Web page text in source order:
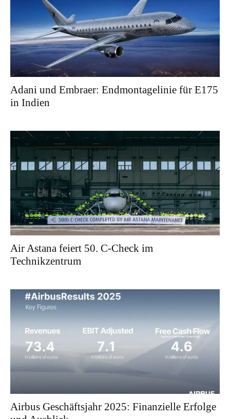
Adani und Embraer: Endmontagelinie für E175
in Indien
Air Astana feiert 50. C-Check im
Technikzentrum
Airbus Geschäftsjahr 2025: Finanzielle Erfolge